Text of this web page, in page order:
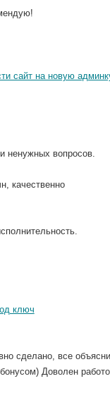
сайт на новую
ненужных вопросов.
качественно
ключ
сделано, все
Доволен